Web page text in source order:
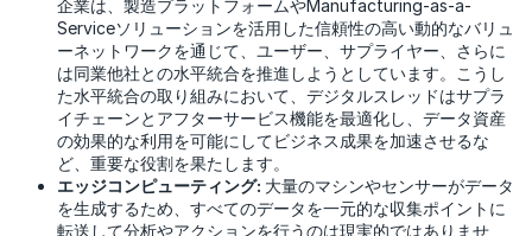
企業は、製造プラットフォームやManufacturing-as-a-
Serviceソリューションを活用した信頼性の高い動的なバリュ
ーネットワークを通じて、ユーザー、サプライヤー、さらに
は同業他社との水平統合を推進しようとしています。こうし
た水平統合の取り組みにおいて、デジタルスレッドはサプラ
イチェーンとアフターサービス機能を最適化し、データ資産
の効果的な利用を可能にしてビジネス成果を加速させるな
ど、重要な役割を果たします。
エッジコンピューティング: 大量のマシンやセンサーがデータ
を生成するため、すべてのデータを一元的な収集ポイントに
転送して分析やアクションを行うのは現実的ではありませ